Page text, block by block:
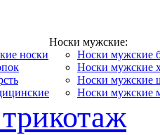
носки
Носки мужские:
Носки мужские
Носки мужские
Носки мужские
Носки мужские